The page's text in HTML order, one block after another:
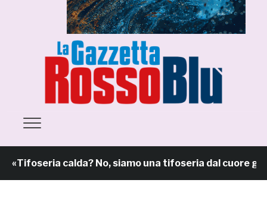
calda? No, siamo una tifoseria dal cuore grande»